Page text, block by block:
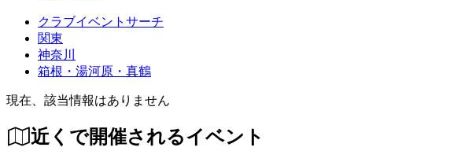
クラブイベントサーチ
関東
神奈川
箱根・湯河原・真鶴
現在、該当情報はありません
近くで開催されるイベント